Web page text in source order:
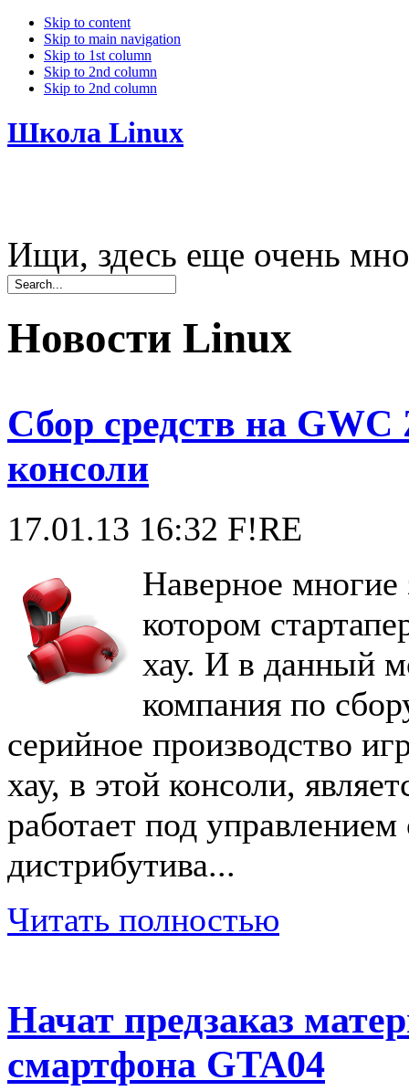
Skip to content
Skip to main navigation
Skip to 1st column
Skip to 2nd column
Skip to 2nd column
Школа Linux
Ищи, здесь еще очень
Новости Linux
Сбор средств на
консоли
17.01.13 16:32 F!RE
Наверное
котором
хау. И в данный
компания по
серийное производство
хау, в этой консоли,
работает под
дистрибутива...
Читать полностью
Начат предзаказ
смартфона GTA04